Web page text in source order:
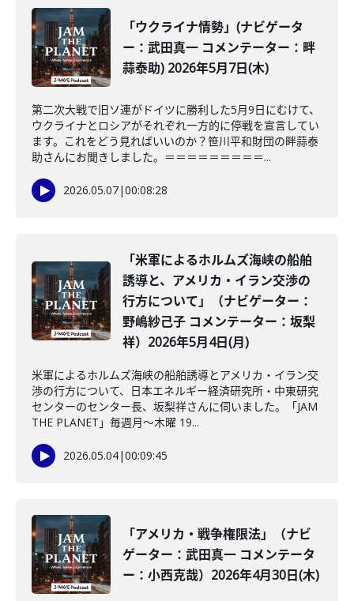
「ウクライナ情勢」(ナビゲータ
ー：武田真一 コメンテーター：畔
蒜泰助) 2026年5月7日(木)
第二次大戦で旧ソ連がドイツに勝利した5月9日にむけて、
ウクライナとロシアがそれぞれ一方的に停戦を宣言してい
ます。これをどう見ればいいのか？笹川平和財団の畔蒜泰
助さんにお聞きしました。＝＝＝＝＝＝＝＝＝...
2026.05.07|00:08:28
「米軍によるホルムズ海峡の船舶
誘導と、アメリカ・イラン交渉の
行方について」（ナビゲーター：
野嶋紗己子 コメンテーター：坂梨
祥）2026年5月4日(月)
米軍によるホルムズ海峡の船舶誘導とアメリカ・イラン交
渉の行方について、日本エネルギー経済研究所・中東研究
センターのセンター長、坂梨祥さんに伺いました。「JAM
THE PLANET」毎週月～木曜 19...
2026.05.04|00:09:45
「アメリカ・戦争権限法」（ナビ
ゲーター：武田真一 コメンテータ
ー：小西克哉）2026年4月30日(木)